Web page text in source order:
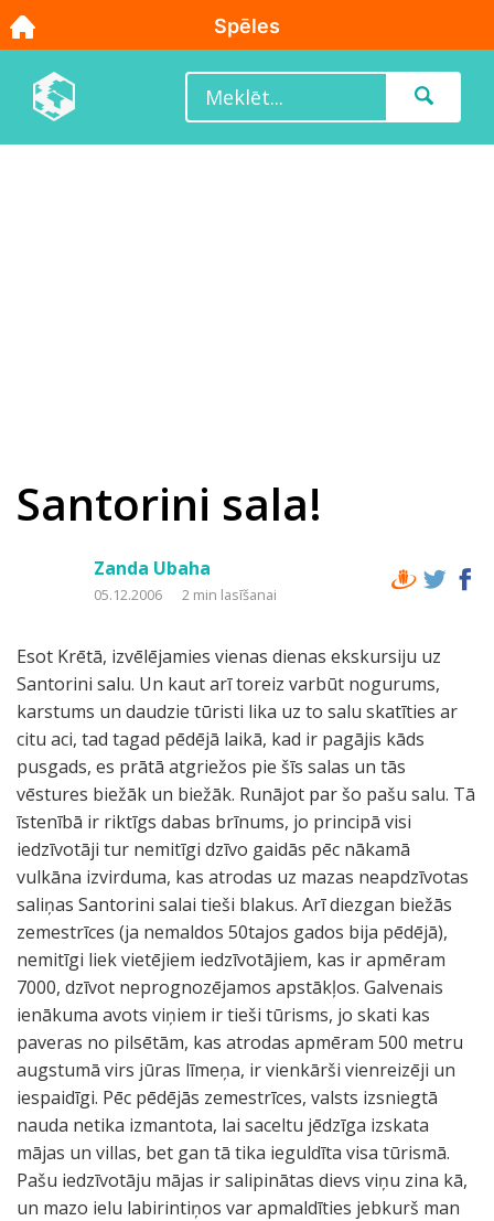
Santorini sala!
Zanda Ubaha
05.12.2006 2 min lasīšanai
Esot Krētā, izvēlējamies vienas dienas ekskursiju uz
Santorini salu. Un kaut arī toreiz varbūt nogurums,
karstums un daudzie tūristi lika uz to salu skatīties ar
citu aci, tad tagad pēdējā laikā, kad ir pagājis kāds
pusgads, es prātā atgriežos pie šīs salas un tās
vēstures biežāk un biežāk. Runājot par šo pašu salu. Tā
īstenībā ir riktīgs dabas brīnums, jo principā visi
iedzīvotāji tur nemitīgi dzīvo gaidās pēc nākamā
vulkāna izvirduma, kas atrodas uz mazas neapdzīvotas
saliņas Santorini salai tieši blakus. Arī diezgan biežās
zemestrīces (ja nemaldos 50tajos gados bija pēdējā),
nemitīgi liek vietējiem iedzīvotājiem, kas ir apmēram
7000, dzīvot neprognozējamos apstākļos. Galvenais
ienākuma avots viņiem ir tieši tūrisms, jo skati kas
paveras no pilsētām, kas atrodas apmēram 500 metru
augstumā virs jūras līmeņa, ir vienkārši vienreizēji un
iespaidīgi. Pēc pēdējās zemestrīces, valsts izsniegtā
nauda netika izmantota, lai saceltu jēdzīga izskata
mājas un villas, bet gan tā tika ieguldīta visa tūrismā.
Pašu iedzīvotāju mājas ir salipinātas dievs viņu zina kā,
un mazo ielu labirintiņos var apmaldīties jebkurš man